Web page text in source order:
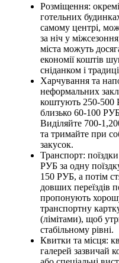
Розміщення:
готельних
самому центрі,
за ніч у
міста можуть
економії коштів
сніданком і
Харчування та
неформальних
коштують 250-500
близько 60-100
Виділяйте 700-
та тримайте при
закусок.
Транспорт:
РУБ за одну
150 РУБ, а потім
довших переїздів
пропонують
транспортну
(лімітами), щоб
стабільному рівні.
Квитки та місця:
галерей зазвичай